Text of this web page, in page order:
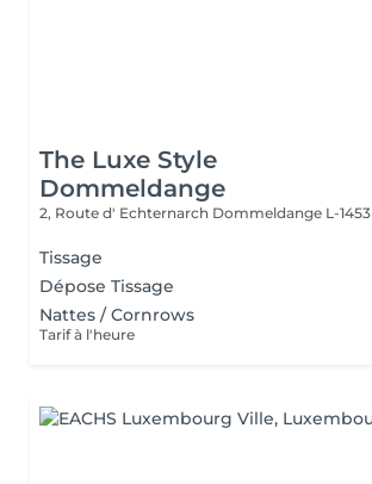
The Luxe Style
Dommeldange
2, Route d' Echternarch Dommeldange L-1453
Tissage
Dépose Tissage
Nattes / Cornrows
Tarif à l'heure